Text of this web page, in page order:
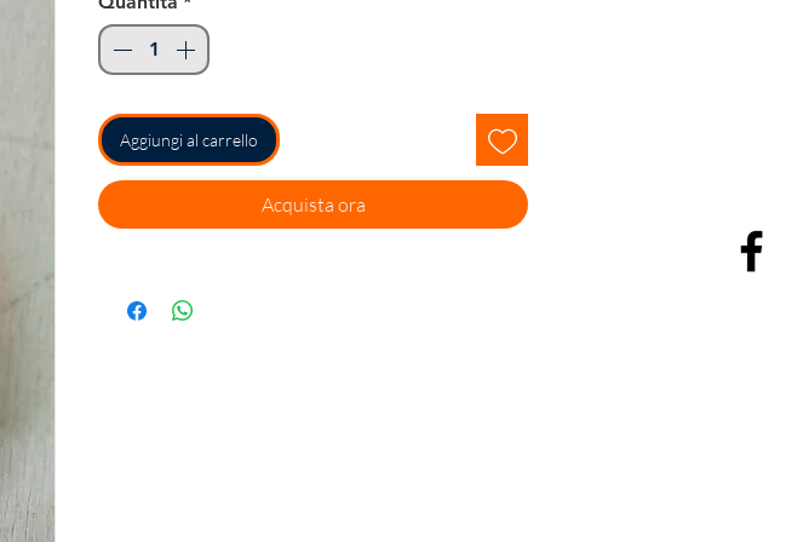
Aggiungi al carrello
Acquista ora